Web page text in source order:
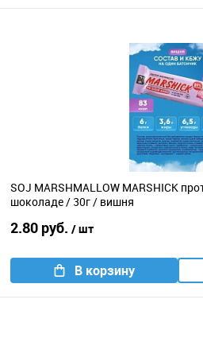
SOJ MARSHMALLOW MARSHICK
шоколаде / 30г / вишня
2.80 руб. / шт
В корзину